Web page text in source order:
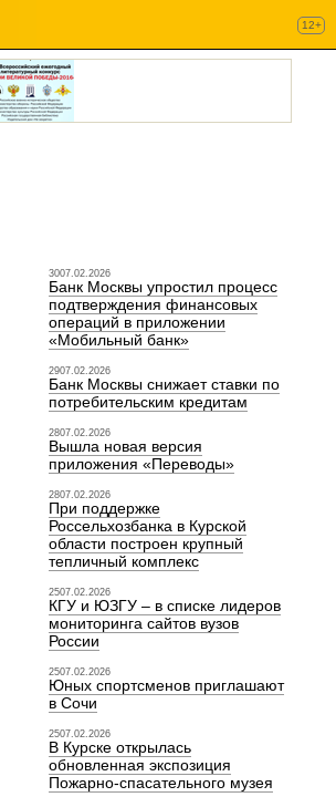
12+
3007.02.2026
Банк Москвы упростил процесс
подтверждения финансовых
операций в приложении
«Мобильный банк»
2907.02.2026
Банк Москвы снижает ставки по
потребительским кредитам
2807.02.2026
Вышла новая версия
приложения «Переводы»
2807.02.2026
При поддержке
Россельхозбанка в Курской
области построен крупный
тепличный комплекс
2507.02.2026
КГУ и ЮЗГУ – в списке лидеров
мониторинга сайтов вузов
России
2507.02.2026
Юных спортсменов приглашают
в Сочи
2507.02.2026
В Курске открылась
обновленная экспозиция
Пожарно-спасательного музея